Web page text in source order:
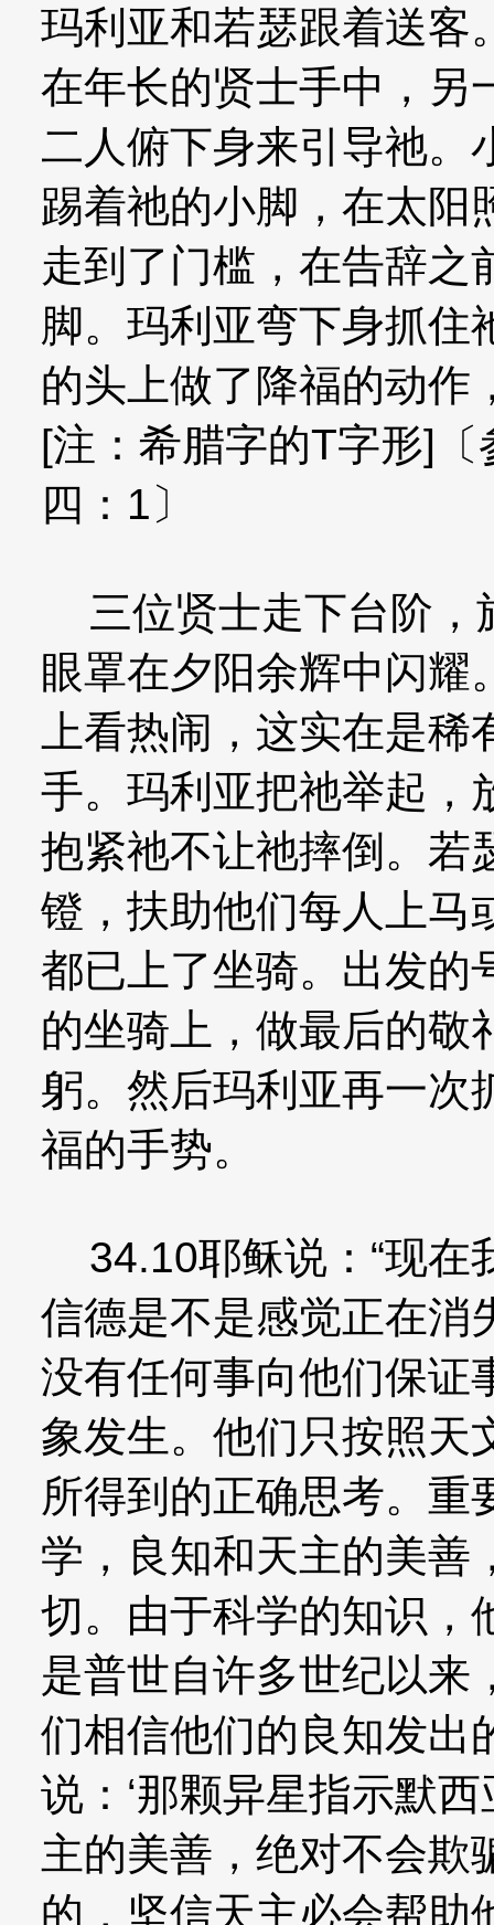
玛利亚和若瑟跟着送客
在年长的贤士手中，另
二人俯下身来引导祂。
踢着祂的小脚，在太阳
走到了门槛，在告辞之
脚。玛利亚弯下身抓住
的头上做了降福的动作
[注：希腊字的T字形]
四：1〕
三位贤士走下台阶，
眼罩在夕阳余辉中闪耀
上看热闹，这实在是
手。玛利亚把祂举起，
抱紧祂不让祂摔倒。若
镫，扶助他们每人上马
都已上了坐骑。出发的
的坐骑上，做最后的敬
躬。然后玛利亚再一次
福的手势。
34.10耶稣说：“现在
信德是不是感觉正在消
没有任何事向他们保证
象发生。他们只按照天
所得到的正确思考。重
学，良知和天主的美善
切。由于科学的知识，
是普世自许多世纪以来
们相信他们的良知发出
说：‘那颗异星指示默
主的美善，绝对不会欺
的，坚信天主必会帮助